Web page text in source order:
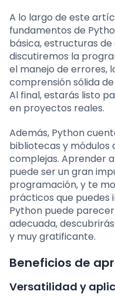
A lo largo de este
fundamentos de
básica, estructuras
discutiremos la
el manejo de errores,
comprensión sólida
Al final, estarás listo
en proyectos reales.
Además, Python
bibliotecas y módulos
complejas. Aprender
puede ser un gran
programación, y te
prácticos que puedes
Python puede
adecuada,
y muy gratificante.
Beneficios de
Versatilidad y